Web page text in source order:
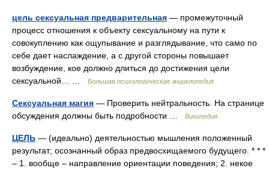
цель сексуальная предварительная — промежуточный
процесс отношения к объекту сексуальному на пути к
совокуплению как ощупывание и разглядывание, что само по
себе дает наслаждение, а с другой стороны повышает
возбуждение, кое должно длиться до достижения цели
сексуальной… …
Большая психологическая энциклопедия
Сексуальная магия — Проверить нейтральность. На странице
обсуждения должны быть подробности …
Википедия
ЦЕЛЬ — (идеально) деятельностью мышления положенный
результат; осознанный образ предвосхищаемого будущего. * * *
– 1. вообще – направление ориентации поведения; 2. некое